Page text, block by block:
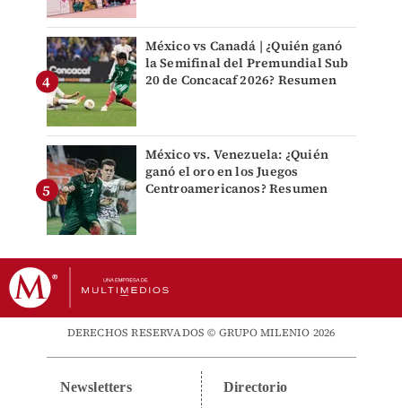
México vs Canadá | ¿Quién ganó
la Semifinal del Premundial Sub
20 de Concacaf 2026? Resumen
México vs. Venezuela: ¿Quién
ganó el oro en los Juegos
Centroamericanos? Resumen
DERECHOS RESERVADOS © GRUPO MILENIO 2026
Newsletters Directorio